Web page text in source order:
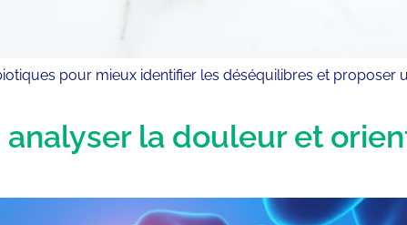
pour mieux identifier les déséquilibres et proposer
analyser la douleur et